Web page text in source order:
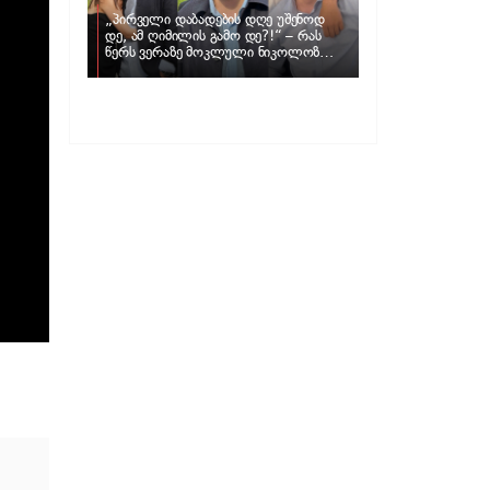
„პირველი დაბადების დღე უშენოდ
დე, ამ ღიმილის გამო დე?!“ – რას
წერს ვერაზე მოკლული ნიკოლოზ
ღუნაშვილის დედა